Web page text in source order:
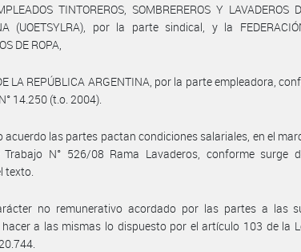
TINTOREROS, SOMBREREROS Y LAVADEROS
(UOETSYLRA), por la parte sindical, y la
DE ROPA,
LA REPÚBLICA ARGENTINA, por la parte empleadora,
14.250 (t.o. 2004).
acuerdo las partes pactan condiciones salariales, en el
Trabajo N° 526/08 Rama Lavaderos, conforme surge
texto.
no remunerativo acordado por las partes a las
a las mismas lo dispuesto por el artículo 103 de la